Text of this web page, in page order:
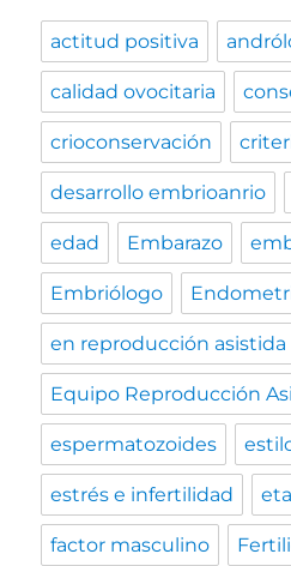
actitud positiva
calidad ovocitaria
crioconservación
desarrollo embrioanrio
edad Embarazo
Embriólogo
en reproducción asistida
Equipo Reproducción
espermatozoides
estrés e infertilidad
factor masculino